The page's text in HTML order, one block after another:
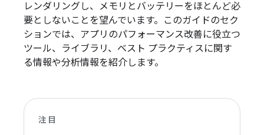
レンダリングし、メモリとバッテリーをほとんど必
要としないことを望んでいます。このガイドのセク
ションでは、アプリのパフォーマンス改善に役立つ
ツール、ライブラリ、ベスト プラクティスに関す
る情報や分析情報を紹介します。
注目